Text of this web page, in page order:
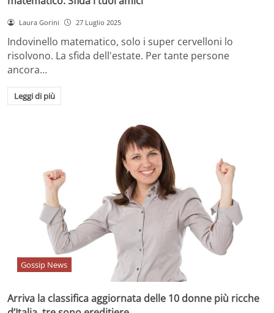
Laura Gorini 27 Luglio 2025
Indovinello matematico, solo i super cervelloni lo
risolvono. La sfida dell'estate. Per tante persone
ancora…
Leggi di più
Gossip News
Arriva la classifica aggiornata delle 10 donne più ricche